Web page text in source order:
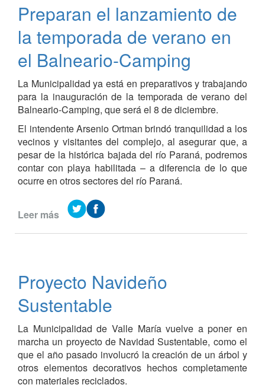
Preparan el lanzamiento de
la temporada de verano en
el Balneario-Camping
La Municipalidad ya está en preparativos y trabajando
para la inauguración de la temporada de verano del
Balneario-Camping, que será el 8 de diciembre.
El intendente Arsenio Ortman brindó tranquilidad a los
vecinos y visitantes del complejo, al asegurar que, a
pesar de la histórica bajada del río Paraná, podremos
contar con playa habilitada – a diferencia de lo que
ocurre en otros sectores del río Paraná.
Leer más de
la
temporada
de
en
el
Balneario-
Camping
Proyecto Navideño
Sustentable
La Municipalidad de Valle María vuelve a poner en
marcha un proyecto de Navidad Sustentable, como el
que el año pasado involucró la creación de un árbol y
otros elementos decorativos hechos completamente
con materiales reciclados.